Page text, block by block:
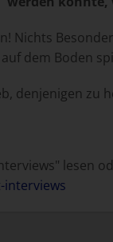
Nichts
dem Boden
denjenigen zu
lesen